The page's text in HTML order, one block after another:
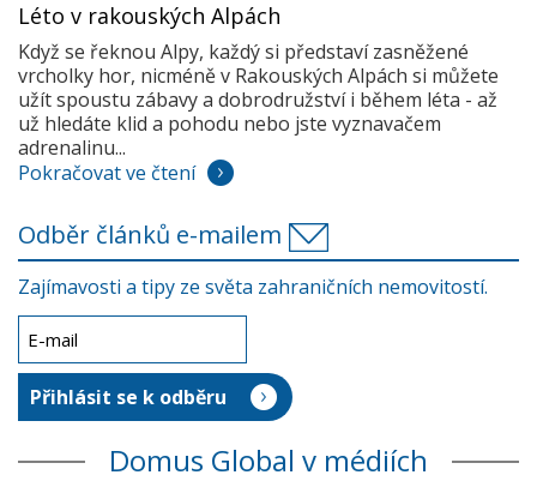
Léto v rakouských Alpách
Když se řeknou Alpy, každý si představí zasněžené
vrcholky hor, nicméně v Rakouských Alpách si můžete
užít spoustu zábavy a dobrodružství i během léta - až
už hledáte klid a pohodu nebo jste vyznavačem
adrenalinu...
Pokračovat ve čtení
Odběr článků e-mailem
Zajímavosti a tipy ze světa zahraničních nemovitostí.
Domus Global v médiích